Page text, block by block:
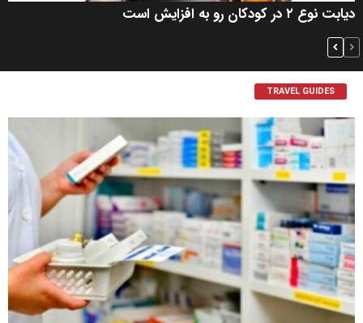
دیابت نوع ۲ در کودکان رو به افزایش است
TRAVEL GUIDES